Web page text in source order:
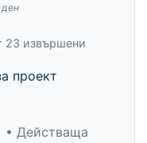
ден
23 извършени
проект
• Действаща